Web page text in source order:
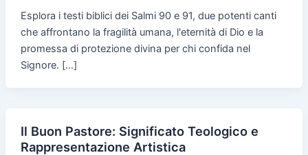
Esplora i testi biblici dei Salmi 90 e 91, due potenti canti
che affrontano la fragilità umana, l'eternità di Dio e la
promessa di protezione divina per chi confida nel
Signore. […]
Il Buon Pastore: Significato Teologico e
Rappresentazione Artistica